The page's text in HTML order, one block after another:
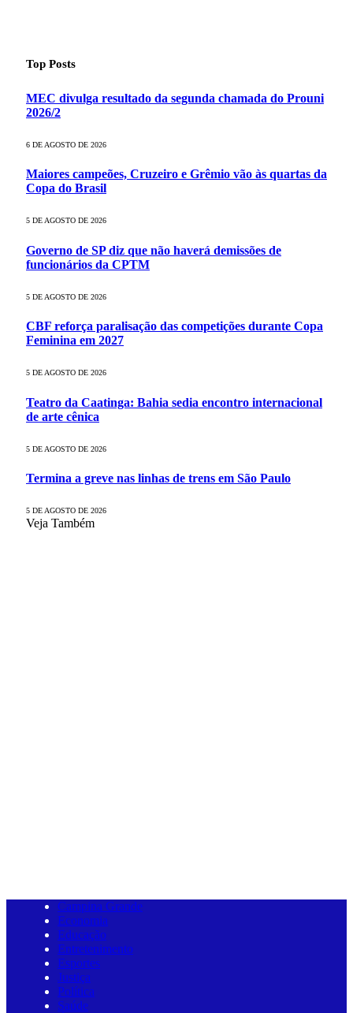
Top Posts
MEC divulga resultado da segunda chamada do Prouni
2026/2
6 DE AGOSTO DE 2026
Maiores campeões, Cruzeiro e Grêmio vão às quartas da
Copa do Brasil
5 DE AGOSTO DE 2026
Governo de SP diz que não haverá demissões de
funcionários da CPTM
5 DE AGOSTO DE 2026
CBF reforça paralisação das competições durante Copa
Feminina em 2027
5 DE AGOSTO DE 2026
Teatro da Caatinga: Bahia sedia encontro internacional
de arte cênica
5 DE AGOSTO DE 2026
Termina a greve nas linhas de trens em São Paulo
5 DE AGOSTO DE 2026
Veja Também
Campina Grande
Economia
Educação
Entretenimento
Esportes
Justiça
Política
Saúde